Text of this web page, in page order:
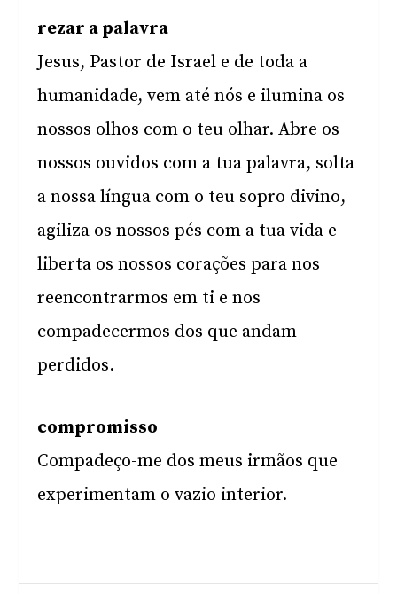
rezar a palavra
Jesus, Pastor de Israel e de toda a
humanidade, vem até nós e ilumina os
nossos olhos com o teu olhar. Abre os
nossos ouvidos com a tua palavra, solta
a nossa língua com o teu sopro divino,
agiliza os nossos pés com a tua vida e
liberta os nossos corações para nos
reencontrarmos em ti e nos
compadecermos dos que andam
perdidos.
compromisso
Compadeço-me dos meus irmãos que
experimentam o vazio interior.